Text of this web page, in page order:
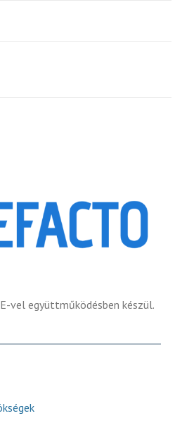
vel együttműködésben készül.